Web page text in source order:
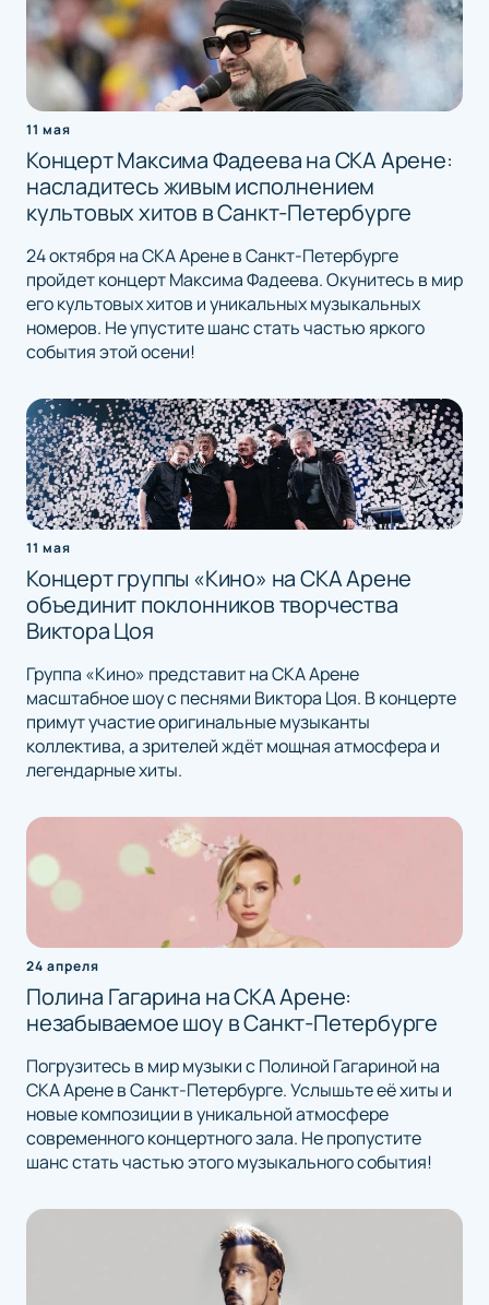
11 мая
Концерт Максима Фадеева на СКА Арене:
насладитесь живым исполнением
культовых хитов в Санкт-Петербурге
24 октября на СКА Арене в Санкт-Петербурге
пройдет концерт Максима Фадеева. Окунитесь в мир
его культовых хитов и уникальных музыкальных
номеров. Не упустите шанс стать частью яркого
события этой осени!
11 мая
Концерт группы «Кино» на СКА Арене
объединит поклонников творчества
Виктора Цоя
Группа «Кино» представит на СКА Арене
масштабное шоу с песнями Виктора Цоя. В концерте
примут участие оригинальные музыканты
коллектива, а зрителей ждёт мощная атмосфера и
легендарные хиты.
24 апреля
Полина Гагарина на СКА Арене:
незабываемое шоу в Санкт-Петербурге
Погрузитесь в мир музыки с Полиной Гагариной на
СКА Арене в Санкт-Петербурге. Услышьте её хиты и
новые композиции в уникальной атмосфере
современного концертного зала. Не пропустите
шанс стать частью этого музыкального события!